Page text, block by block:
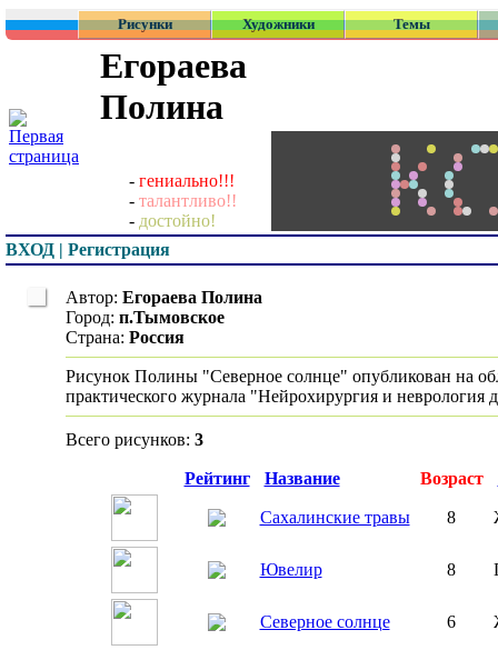
Рисунки Художники Темы
Егораева
Полина
- гениально!!!
- талантливо!!
- достойно!
ВХОД | Регистрация
Автор: Егораева Полина
Город: п.Тымовское
Страна: Россия
Рисунок Полины "Северное солнце" опубликован на
практического журнала "Нейрохирургия и неврология
Всего рисунков: 3
Рейтинг Название Возраст
Сахалинские травы 8
Ювелир 8
Северное солнце 6